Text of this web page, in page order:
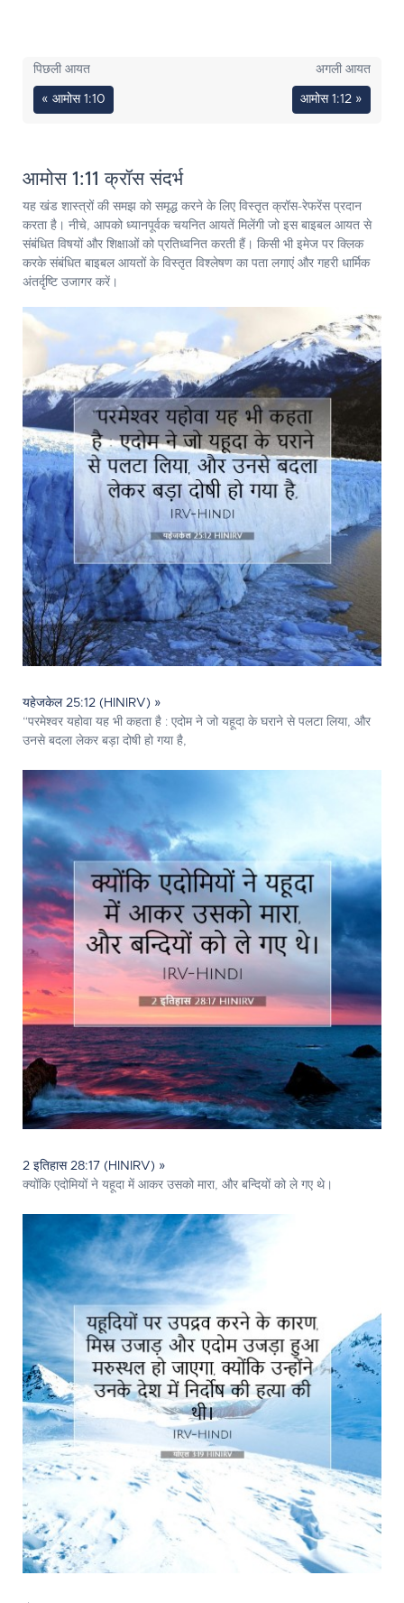
पिछली आयत
« आमोस 1:10
अगली आयत
आमोस 1:12 »
आमोस 1:11 क्रॉस संदर्भ
यह खंड शास्त्रों की समझ को समृद्ध करने के लिए विस्तृत क्रॉस-रेफरेंस प्रदान
करता है। नीचे, आपको ध्यानपूर्वक चयनित आयतें मिलेंगी जो इस बाइबल आयत से
संबंधित विषयों और शिक्षाओं को प्रतिध्वनित करती हैं। किसी भी इमेज पर क्लिक
करके संबंधित बाइबल आयतों के विस्तृत विश्लेषण का पता लगाएं और गहरी धार्मिक
अंतर्दृष्टि उजागर करें।
यहेजकेल 25:12 (HINIRV) »
“परमेश्‍वर यहोवा यह भी कहता है : एदोम ने जो यहूदा के घराने से पलटा लिया, और
उनसे बदला लेकर बड़ा दोषी हो गया है,
2 इतिहास 28:17 (HINIRV) »
क्योंकि एदोमियों ने यहूदा में आकर उसको मारा, और बन्दियों को ले गए थे।